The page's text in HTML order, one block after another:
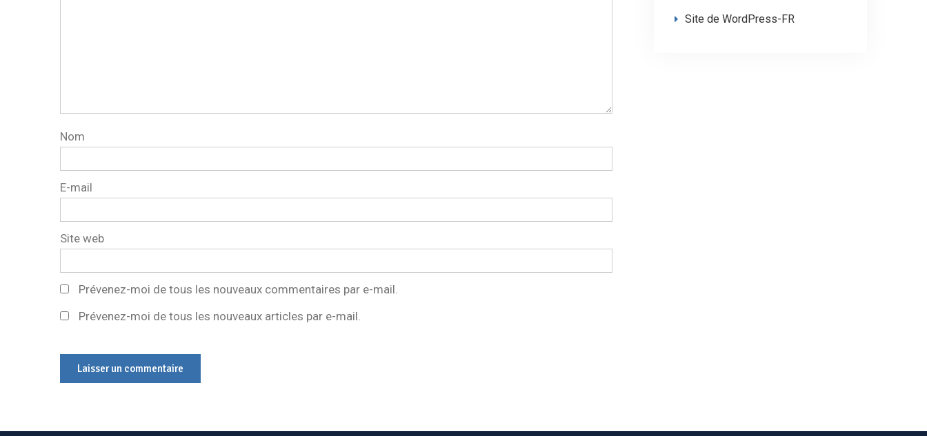
Nom
E-mail
Site web
Prévenez-moi de tous les nouveaux commentaires par e-mail.
Prévenez-moi de tous les nouveaux articles par e-mail.
Site de WordPress-FR